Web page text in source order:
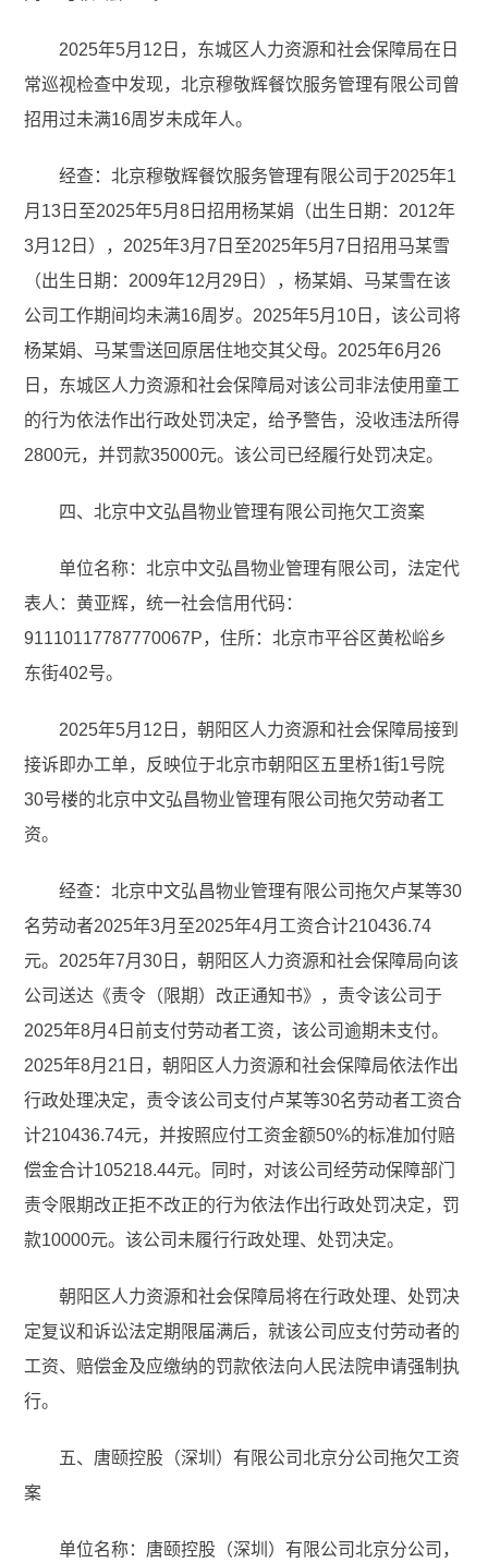
2025年5月12日，东城区人力资源和社会保障局在日
常巡视检查中发现，北京穆敬辉餐饮服务管理有限公司曾
招用过未满16周岁未成年人。
经查：北京穆敬辉餐饮服务管理有限公司于2025年1
月13日至2025年5月8日招用杨某娟（出生日期：2012年
3月12日），2025年3月7日至2025年5月7日招用马某雪
（出生日期：2009年12月29日），杨某娟、马某雪在该
公司工作期间均未满16周岁。2025年5月10日，该公司将
杨某娟、马某雪送回原居住地交其父母。2025年6月26
日，东城区人力资源和社会保障局对该公司非法使用童工
的行为依法作出行政处罚决定，给予警告，没收违法所得
2800元，并罚款35000元。该公司已经履行处罚决定。
四、北京中文弘昌物业管理有限公司拖欠工资案
单位名称：北京中文弘昌物业管理有限公司，法定代
表人：黄亚辉，统一社会信用代码：
91110117787770067P，住所：北京市平谷区黄松峪乡
东街402号。
2025年5月12日，朝阳区人力资源和社会保障局接到
接诉即办工单，反映位于北京市朝阳区五里桥1街1号院
30号楼的北京中文弘昌物业管理有限公司拖欠劳动者工
资。
经查：北京中文弘昌物业管理有限公司拖欠卢某等30
名劳动者2025年3月至2025年4月工资合计210436.74
元。2025年7月30日，朝阳区人力资源和社会保障局向该
公司送达《责令（限期）改正通知书》，责令该公司于
2025年8月4日前支付劳动者工资，该公司逾期未支付。
2025年8月21日，朝阳区人力资源和社会保障局依法作出
行政处理决定，责令该公司支付卢某等30名劳动者工资合
计210436.74元，并按照应付工资金额50%的标准加付赔
偿金合计105218.44元。同时，对该公司经劳动保障部门
责令限期改正拒不改正的行为依法作出行政处罚决定，罚
款10000元。该公司未履行行政处理、处罚决定。
朝阳区人力资源和社会保障局将在行政处理、处罚决
定复议和诉讼法定期限届满后，就该公司应支付劳动者的
工资、赔偿金及应缴纳的罚款依法向人民法院申请强制执
行。
五、唐颐控股（深圳）有限公司北京分公司拖欠工资
案
单位名称：唐颐控股（深圳）有限公司北京分公司，